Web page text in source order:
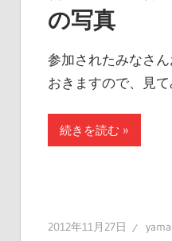
の写真
参加されたみなさ
おきますので、見て
続きを読む
2012年11月27日